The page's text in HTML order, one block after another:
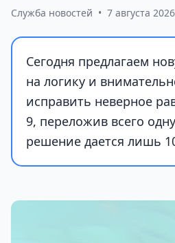
Служба новостей • 7 августа
Сегодня предлагаем
на логику и
исправить неверное
9, переложив всего
решение дается лишь